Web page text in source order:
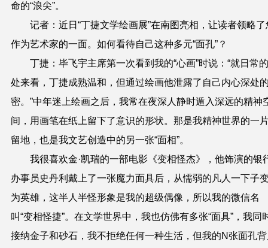
命的“浪尖”。
记者：近日“丁捷文学绘画展”在南图亮相，让读者领略了
作为艺术家的一面。如何看待自己这种多元“面孔”？
丁捷：毕飞宇主席第一次看到我的“心画”时说：“就日常
处来看，丁捷成熟温和，但通过绘画他泄露了自己内心深处
密。”中年迷上绘画之后，我常在夜深人静时遁入深远的精神
间，用画笔在纸上留下了意识的形状。那是我精神世界的一
留地，也是我文艺创造中的另一张“面相”。
我很喜欢金·凯瑞的一部电影《变相怪杰》，他饰演的银
办事员史丹利戴上了一张魔力面具后，从懦弱的凡人一下子
为英雄，这半人半怪形象是我的超级偶像，所以我的微信名
叫“变相怪捷”。在文学世界中，我也仿佛有多张“面具”，我同
接纳金子和砂石，我不拒绝任何一种生活，但我的N张面孔